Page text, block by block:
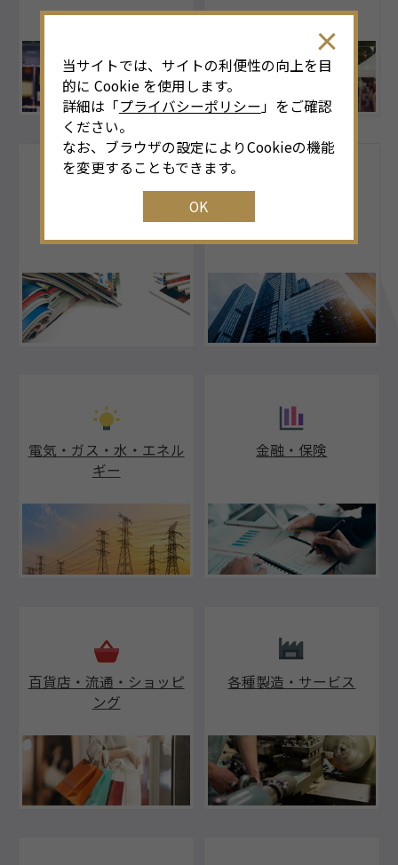
施設の維持管理
電気・ガス・水・エネル
ギー
金融・保険
百貨店・流通・ショッピ
ング
各種製造・サービス
当サイトでは、サイトの利便性の向上を目
的に Cookie を使用します。
詳細は「プライバシーポリシー 」をご確認
ください。
なお、ブラウザの設定によりCookieの機能
を変更することもできます。
OK